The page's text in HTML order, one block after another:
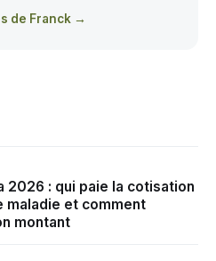
de Franck →
2026 : qui paie la cotisation
maladie et comment
montant